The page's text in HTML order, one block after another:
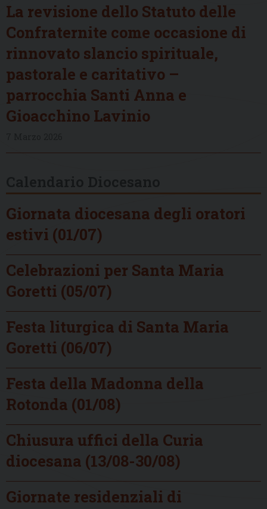
La revisione dello Statuto delle
Confraternite come occasione di
rinnovato slancio spirituale,
pastorale e caritativo –
parrocchia Santi Anna e
Gioacchino Lavinio
Giornata diocesana degli oratori
estivi (01/07)
Celebrazioni per Santa Maria
Goretti (05/07)
Festa liturgica di Santa Maria
Goretti (06/07)
Festa della Madonna della
Rotonda (01/08)
Chiusura uffici della Curia
diocesana (13/08-30/08)
Giornate residenziali di